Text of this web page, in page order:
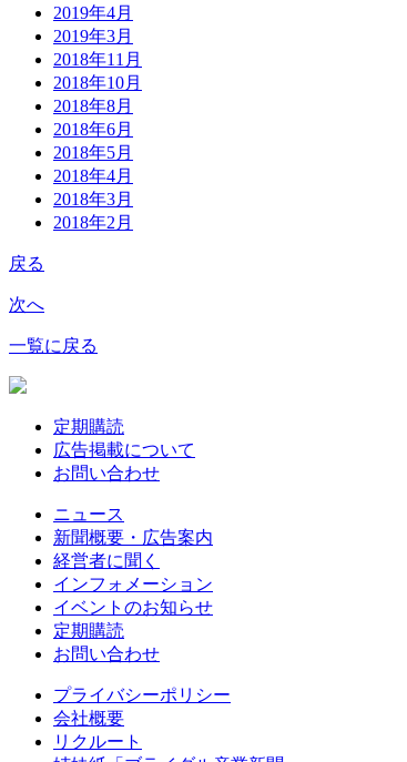
2019年4月
2019年3月
2018年11月
2018年10月
2018年8月
2018年6月
2018年5月
2018年4月
2018年3月
2018年2月
戻る
次へ
一覧に戻る
定期購読
広告掲載について
お問い合わせ
ニュース
新聞概要・広告案内
経営者に聞く
インフォメーション
イベントのお知らせ
定期購読
お問い合わせ
プライバシーポリシー
会社概要
リクルート